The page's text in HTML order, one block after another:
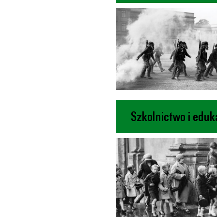
Szkolnictwo i